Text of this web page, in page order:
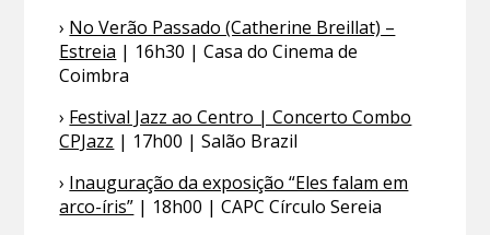
› No Verão Passado (Catherine Breillat) –
Estreia | 16h30 | Casa do Cinema de
Coimbra
› Festival Jazz ao Centro | Concerto Combo
CPJazz | 17h00 | Salão Brazil
› Inauguração da exposição “Eles falam em
arco-íris” | 18h00 | CAPC Círculo Sereia